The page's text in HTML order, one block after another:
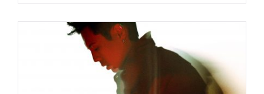
"Leo王擔任北流音樂比賽評審 透露合作
PiNkChAiN紅粉鍊人完成新作"